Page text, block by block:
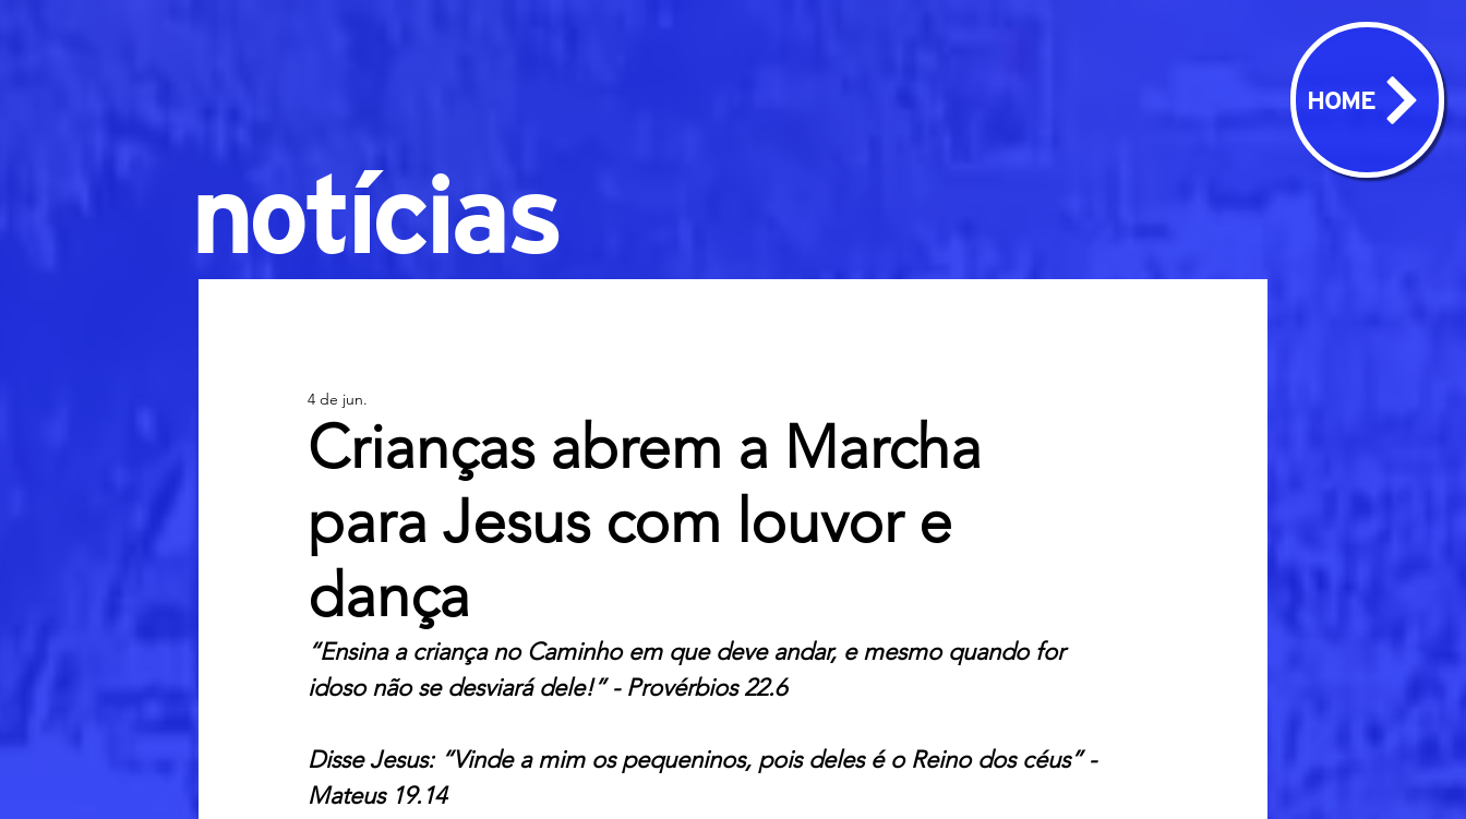
HOME
Crianças abrem a Marcha
para Jesus com louvor e
dança
4 de jun.
“Ensina a criança no Caminho em que deve andar, e mesmo quando for
idoso não se desviará dele!” - Provérbios 22.6
Disse Jesus: “Vinde a mim os pequeninos, pois deles é o Reino dos céus” -
Mateus 19.14
notícias